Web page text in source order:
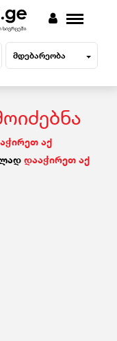
მდებარეობა
აქ
დააჭირეთ აქ